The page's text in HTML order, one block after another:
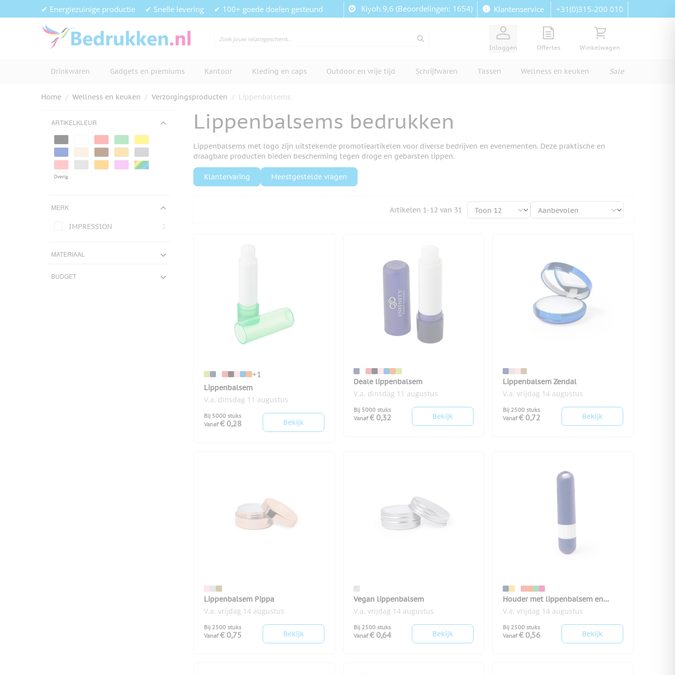
Ga naar de inhoud✔ Energiezuinige productie ✔ Snelle levering ✔ 100+ goede doelen gesteund Kiyoh 9,6 (Beoordelingen: 1654) Klantenservice +31(0)315-200 010
Inloggen
View quote, Quote is empty
Offertes
Bekijk winkelwagen,
Winkelwagen
Drinkwaren Gadgets en premiums Kantoor Kleding en caps Outdoor en vrije tijd Schrijfwaren Tassen Wellness en keuken Sale
Home / Wellness en keuken / Verzorgingsproducten / Lippenbalsems
Lippenbalsems bedrukken
Lippenbalsems met logo zijn uitstekende promotieartikelen voor diverse bedrijven en evenementen. Deze praktische en
draagbare producten bieden bescherming tegen droge en gebarsten lippen.
Klantervaring Meestgestelde vragen
Artikelen 1-12 van 31
+1
Lippenbalsem
V.a. dinsdag 11 augustus
Bij 5000 stuks
Vanaf € 0,28 Bekijk
Deale lippenbalsem
V.a. dinsdag 11 augustus
Bij 5000 stuks
Vanaf € 0,32 Bekijk
Lippenbalsem Zendal
V.a. vrijdag 14 augustus
Bij 2500 stuks
Vanaf € 0,72 Bekijk
Lippenbalsem Pippa
V.a. vrijdag 14 augustus
Bij 2500 stuks
Vanaf € 0,75 Bekijk
Vegan lippenbalsem
V.a. vrijdag 14 augustus
Bij 2500 stuks
Vanaf € 0,64 Bekijk
Houder met lippenbalsem en
zonnebrand
V.a. vrijdag 14 augustus
Bij 2500 stuks
Vanaf € 0,56 Bekijk
ARTIKELKLEUR
MERK
IMPRESSION 2
MATERIAAL
Kunststof
BUDGET